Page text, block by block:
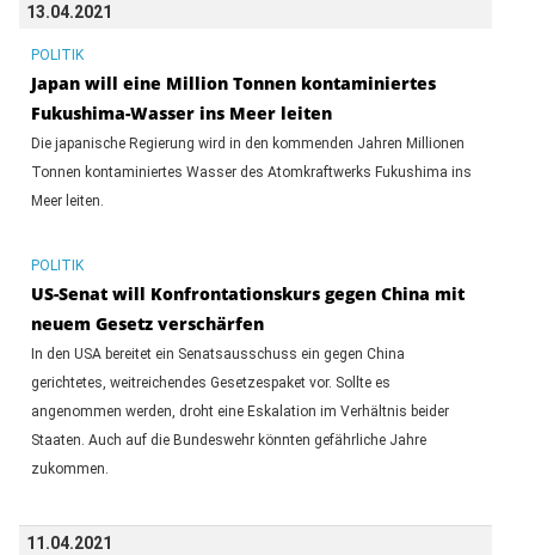
13.04.2021
POLITIK
Japan will eine Million Tonnen kontaminiertes
Fukushima-Wasser ins Meer leiten
Die japanische Regierung wird in den kommenden Jahren Millionen
Tonnen kontaminiertes Wasser des Atomkraftwerks Fukushima ins
Meer leiten.
POLITIK
US-Senat will Konfrontationskurs gegen China mit
neuem Gesetz verschärfen
In den USA bereitet ein Senatsausschuss ein gegen China
gerichtetes, weitreichendes Gesetzespaket vor. Sollte es
angenommen werden, droht eine Eskalation im Verhältnis beider
Staaten. Auch auf die Bundeswehr könnten gefährliche Jahre
zukommen.
11.04.2021